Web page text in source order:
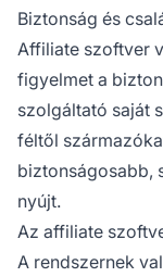
Biztonság és
Affiliate szoftver
figyelmet a
szolgáltató saját
féltől
biztonságosabb,
nyújt.
Az affiliate
A rendszernek